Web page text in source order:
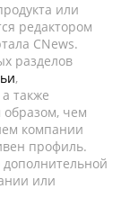
или
редактором
CNews.
разделов
,
также
образом, чем
компании
профиль.
или